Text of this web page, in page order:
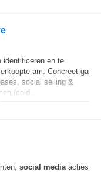
identificeren en te
am. Concreet ga
social selling &
(cold...
social mediaacties